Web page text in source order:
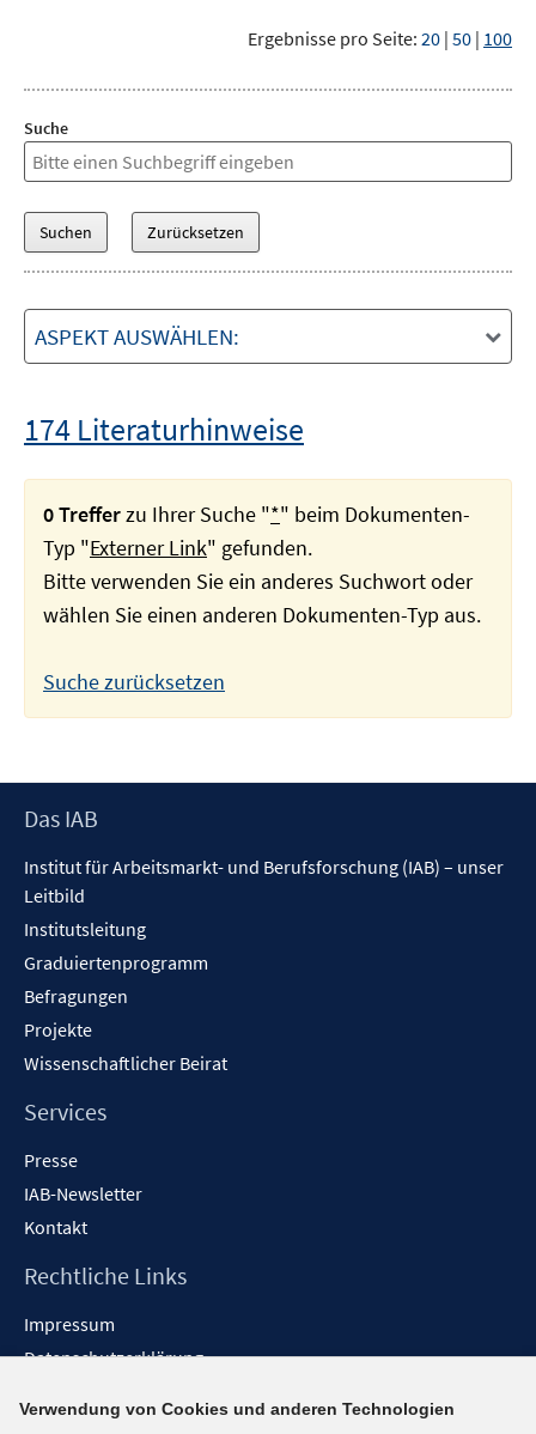
Ergebnisse pro Seite: 20 | 50 | 100
Suche
ASPEKT AUSWÄHLEN:
174 Literaturhinweise
0 Trefferzu Ihrer Suche "*" beim Dokumenten-
Typ "Externer Link" gefunden.
Bitte verwenden Sie ein anderes Suchwort oder
wählen Sie einen anderen Dokumenten-Typ aus.
Suche zurücksetzen
Footer
Das IAB
Institut für Arbeitsmarkt- und Berufsforschung (IAB) – unser
Leitbild
Institutsleitung
Graduiertenprogramm
Befragungen
Projekte
Wissenschaftlicher Beirat
Services
Presse
IAB-Newsletter
Kontakt
Rechtliche Links
Impressum
Datenschutzerklärung
Barrieren melden
Verwendung von Cookies und anderen Technologien